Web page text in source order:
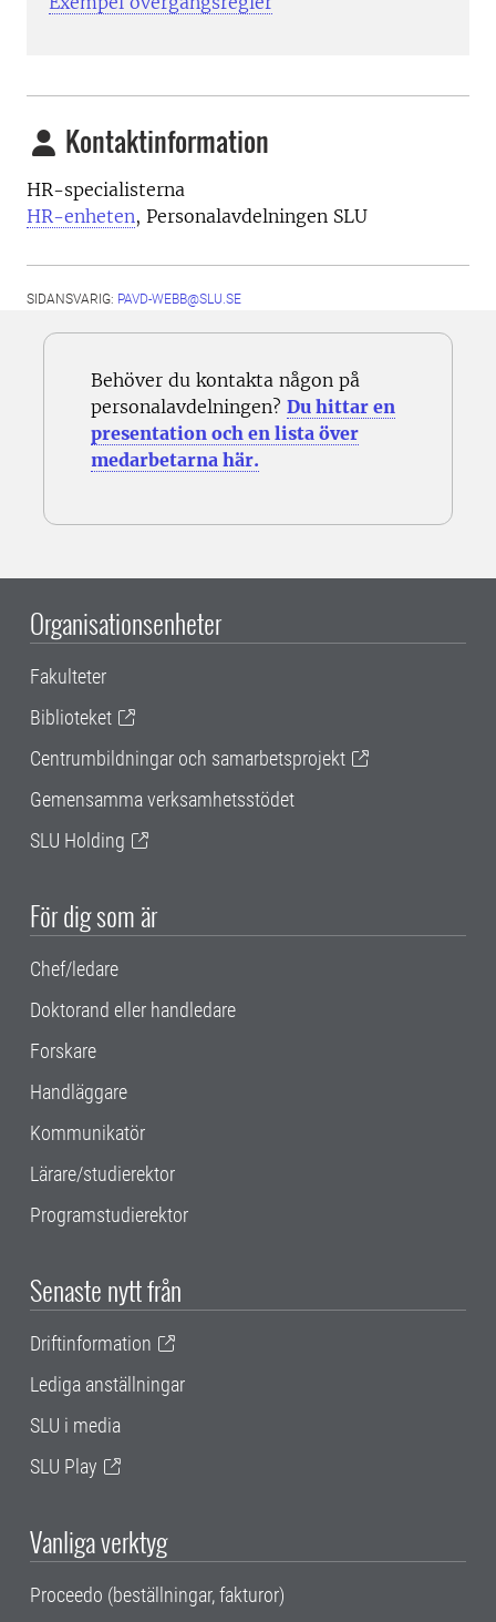
Kontaktinformation
HR-specialisterna
HR-enheten, Personalavdelningen SLU
SIDANSVARIG: PAVD-WEBB@SLU.SE
Behöver du kontakta någon på
personalavdelningen? Du hittar en
presentation och en lista över
medarbetarna här.
Organisationsenheter
Fakulteter
Biblioteket
Centrumbildningar och samarbetsprojekt
Gemensamma verksamhetsstödet
SLU Holding
För dig som är
Chef/ledare
Doktorand eller handledare
Forskare
Handläggare
Kommunikatör
Lärare/studierektor
Programstudierektor
Senaste nytt från
Driftinformation
Lediga anställningar
SLU i media
SLU Play
Vanliga verktyg
Proceedo (beställningar, fakturor)